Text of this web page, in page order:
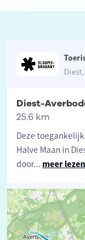
Diest-
25.6 km
Deze
Halve Maan in
door... meer lezen